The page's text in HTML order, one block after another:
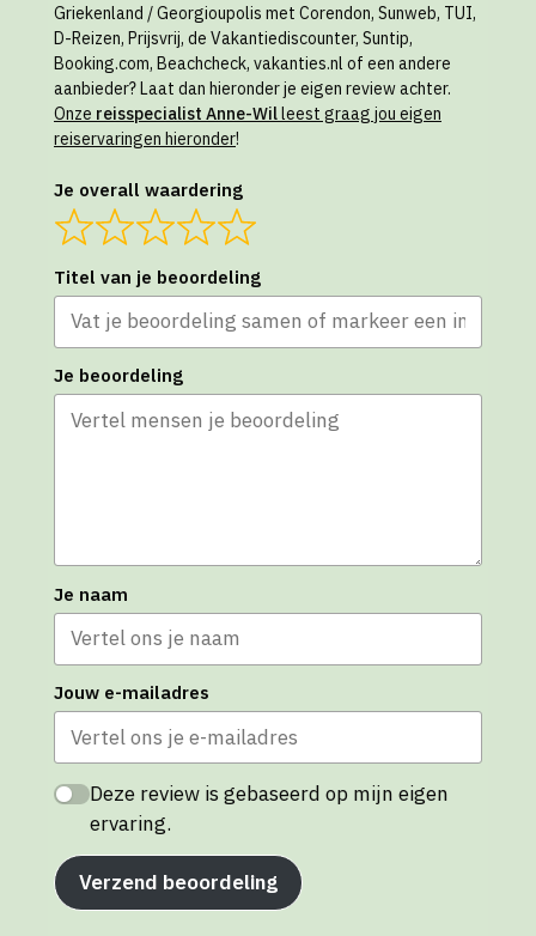
Griekenland / Georgioupolis met Corendon, Sunweb, TUI,
D-Reizen, Prijsvrij, de Vakantiediscounter, Suntip,
Booking.com, Beachcheck, vakanties.nl of een andere
aanbieder? Laat dan hieronder je eigen review achter.
Onze reisspecialist Anne-Willeest graag jou eigen
reiservaringen hieronder!
Je overall waardering
Titel van je beoordeling
Je beoordeling
Je naam
Jouw e-mailadres
Deze review is gebaseerd op mijn eigen
ervaring.
Verzend beoordeling